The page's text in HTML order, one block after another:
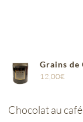
Grains de
12,00€
Chocolat au café